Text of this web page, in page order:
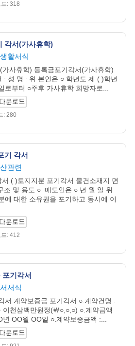
: 318
각서(가사휴학)
활서식
가사휴학) 등록금포기각서(가사휴학)
: 성 명 : 위 본인은 ○ 학년도 제 ( )학년
로부터 ○주후 가사휴학 희망자로...
: 280
기 각서
관련
( )토지지분 포기각서 물건소재지 면
조 및 용도 ○. 매도인은 ○ 년 월 일 위
에 대한 소유권을 포기하고 동시에 이
: 412
포기각서
서식
서 계약보증금 포기각서 ○.계약건명 :
이천삼백만원정(￦○,○,○) ○.계약금액
OO월 OO일 ○.계약보증금액 :...